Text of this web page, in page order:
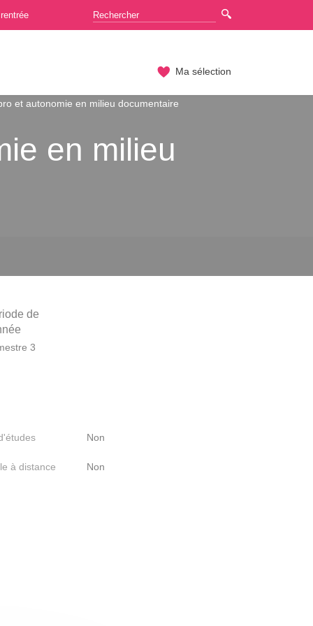
Ma sélection
et autonomie en milieu documentaire
en milieu
de
3
Non
à distance Non